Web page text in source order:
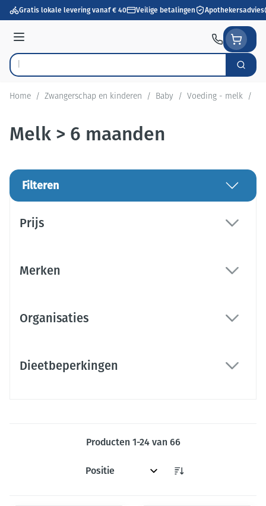
Ga naar de inhoud
Gratis lokale levering vanaf € 40 Veilige betalingen Apothekersadvies
Menu
Product, merk, categorie... Zoek
Home / Zwangerschap en kinderen / Baby / Voeding - melk /
Melk > 6 maanden
Filteren
Prijs
Merken
Organisaties
Dieetbeperkingen
Producten 1-24van 66
Sorteer op: